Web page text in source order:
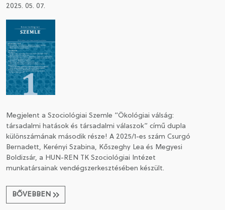
2025. 05. 07.
Megjelent a Szociológiai Szemle “Ökológiai válság:
társadalmi hatások és társadalmi válaszok” című dupla
különszámának második része! A 2025/1-es szám Csurgó
Bernadett, Kerényi Szabina, Kőszeghy Lea és Megyesi
Boldizsár, a HUN-REN TK Szociológiai Intézet
munkatársainak vendégszerkesztésében készült.
BŐVEBBEN